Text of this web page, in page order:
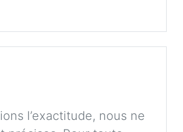
l’exactitude, nous ne